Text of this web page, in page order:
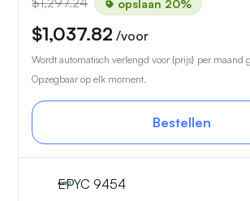
opslaan 20%
$1,037.82 /voor
Wordt automatisch verlengd voor {prijs} per maand
Opzegbaar op elk moment.
Bestellen
EPYC 9454